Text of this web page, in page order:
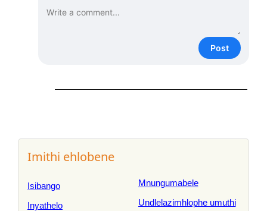
Post
Imithi ehlobene
Isibango
Inyathelo
Mnungumabele
Undlelazimhlophe umuthi